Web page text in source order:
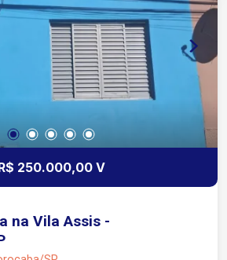
(depois
conforme fotos.
250.000,00 V
na Vila Assis -